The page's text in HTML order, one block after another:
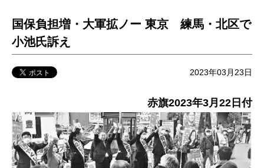
国保負担増・大軍拡ノー 東京 練馬・北区で
小池氏訴え
2023年03月23日
赤旗2023年3月22日付